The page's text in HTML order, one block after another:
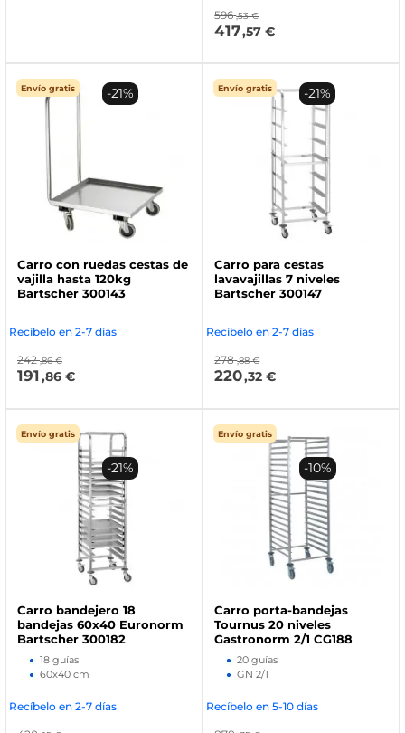
596 ,53 €
417,57 €
Envío gratis
Carro con ruedas cestas de
vajilla hasta 120kg
Bartscher 300143
Recíbelo en 2-7 días
242 ,86 €
191,86 €
-21% Envío gratis
Carro para cestas
lavavajillas 7 niveles
Bartscher 300147
Recíbelo en 2-7 días
278 ,88 €
220,32 €
-21%
Envío gratis
Carro bandejero 18
bandejas 60x40 Euronorm
Bartscher 300182
18 guías
60x40 cm
Recíbelo en 2-7 días
-21%
Envío gratis
Carro porta-bandejas
Tournus 20 niveles
Gastronorm 2/1 CG188
20 guías
GN 2/1
Recíbelo en 5-10 días
-10%